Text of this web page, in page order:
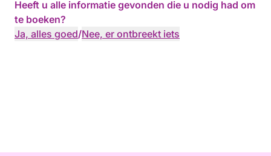
Heeft u alle informatie gevonden die u nodig had om
te boeken?
Ja, alles goed/Nee, er ontbreekt iets